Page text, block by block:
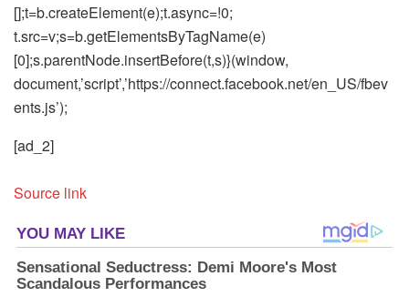
[];t=b.createElement(e);t.async=!0;
t.src=v;s=b.getElementsByTagName(e)
[0];s.parentNode.insertBefore(t,s)}(window,
document,’script’,’https://connect.facebook.net/en_US/fbev
ents.js’);
[ad_2]
Source link